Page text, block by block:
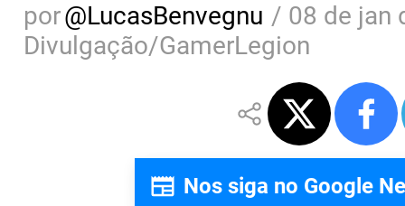
por@LucasBenvegnu / 08 de jan
Divulgação/GamerLegion
Nos siga no Google